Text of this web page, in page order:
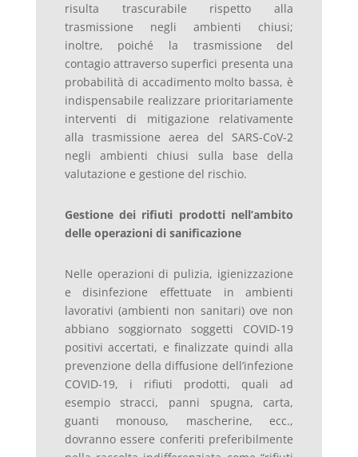
risulta trascurabile rispetto alla
trasmissione negli ambienti chiusi;
inoltre, poiché la trasmissione del
contagio attraverso superfici presenta una
probabilità di accadimento molto bassa, è
indispensabile realizzare prioritariamente
interventi di mitigazione relativamente
alla trasmissione aerea del SARS-CoV-2
negli ambienti chiusi sulla base della
valutazione e gestione del rischio.
Gestione dei rifiuti prodotti nell’ambito
delle operazioni di sanificazione
Nelle operazioni di pulizia, igienizzazione
e disinfezione effettuate in ambienti
lavorativi (ambienti non sanitari) ove non
abbiano soggiornato soggetti COVID-19
positivi accertati, e finalizzate quindi alla
prevenzione della diffusione dell’infezione
COVID-19, i rifiuti prodotti, quali ad
esempio stracci, panni spugna, carta,
guanti monouso, mascherine, ecc.,
dovranno essere conferiti preferibilmente